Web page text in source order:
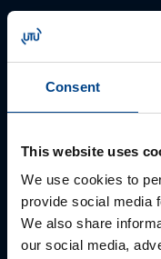
Consent
This website uses
We use cookies to
provide social media
We also share
our social media,
Autamme
parhaan ratkaisun.